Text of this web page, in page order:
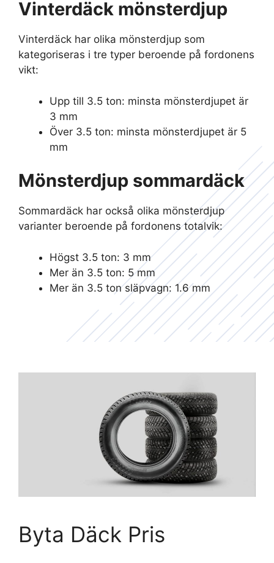
Vinterdäck mönsterdjup
Vinterdäck har olika mönsterdjup som
kategoriseras i tre typer beroende på fordonens
vikt:
Upp till 3.5 ton: minsta mönsterdjupet är
3 mm
Över 3.5 ton: minsta mönsterdjupet är 5
mm
Mönsterdjup sommardäck
Sommardäck har också olika mönsterdjup
varianter beroende på fordonens totalvik:
Högst 3.5 ton: 3 mm
Mer än 3.5 ton: 5 mm
Mer än 3.5 ton släpvagn: 1.6 mm
Byta Däck Pris